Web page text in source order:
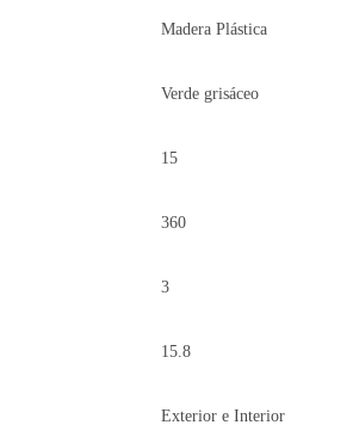
Madera Plástica
Verde grisáceo
15
360
3
15.8
Exterior e Interior